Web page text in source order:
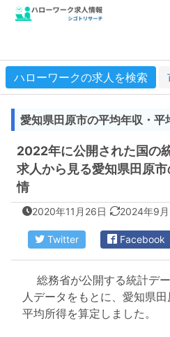
ハローワークの求人を検索
愛知県田原市の平均年収・平
2022年に公開された国の
求人から見る愛知県田原
情
2020年11月26日 2024年9
Twitter Facebook
総務省が公開する統計デ
人データをもとに、愛知県
平均所得を算定しました。